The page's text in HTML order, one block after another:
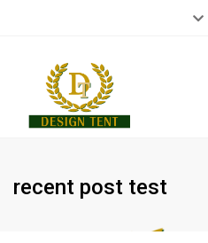
recent post test